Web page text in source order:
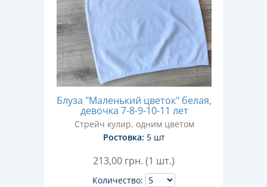
Блуза "Маленький цветок" белая,
девочка 7-8-9-10-11 лет
Стрейч кулир, одним цветом
Ростовка: 5 шт
213,00 грн. (1 шт.)
Количество: